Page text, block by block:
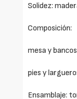
Solidez:
Composición:
mesa y
pies y
Ensamblaje: